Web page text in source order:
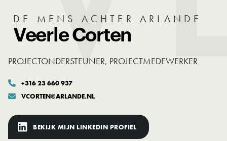
DE MENS ACHTER ARLANDE
Veerle Corten
PROJECTONDERSTEUNER, PROJECTMEDEWERKER
 +316 23 660 937
 VCORTEN@ARLANDE.NL
BEKIJK MIJN LINKEDIN PROFIEL